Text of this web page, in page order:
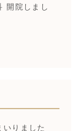
開院しまし
いりました